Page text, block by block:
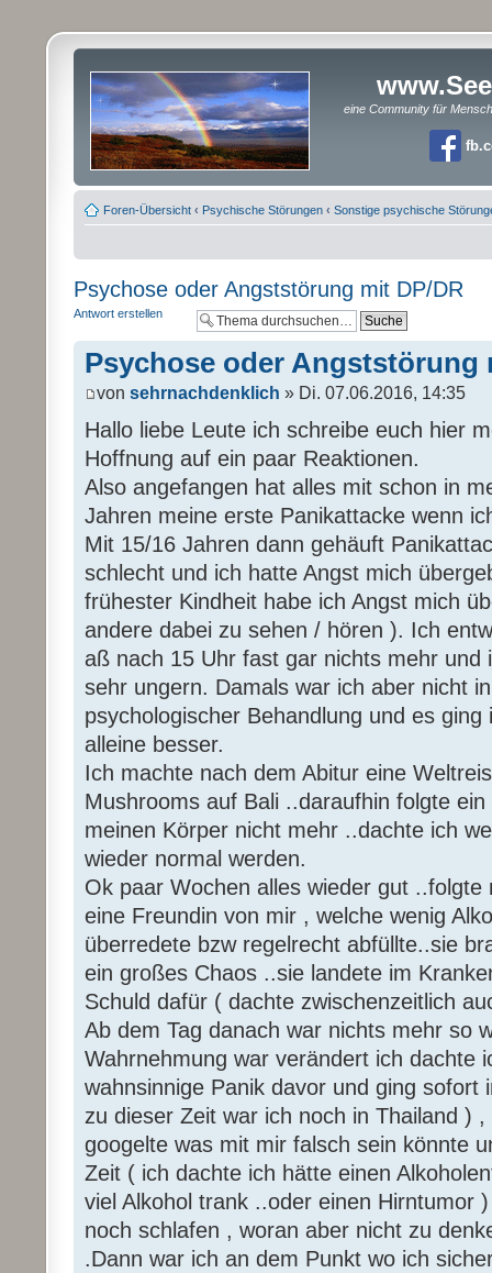
eine Community für
Foren-Übersicht ‹ Psychische Störungen ‹ Sonstige psychische
Psychose oder Angststörung mit DP/DR
Antwort erstellen
Psychose oder Angststörung
von sehrnachdenklich » Di. 07.06.2016, 14:35
Hallo liebe Leute ich schreibe euch hier
Hoffnung auf ein paar Reaktionen.
Also angefangen hat alles mit schon in
Jahren meine erste Panikattacke wenn
Mit 15/16 Jahren dann gehäuft
schlecht und ich hatte Angst mich
frühester Kindheit habe ich Angst mich
andere dabei zu sehen / hören ). Ich
aß nach 15 Uhr fast gar nichts mehr und
sehr ungern. Damals war ich aber nicht
psychologischer Behandlung und es
alleine besser.
Ich machte nach dem Abitur eine
Mushrooms auf Bali ..daraufhin folgte
meinen Körper nicht mehr ..dachte ich
wieder normal werden.
Ok paar Wochen alles wieder gut
eine Freundin von mir , welche wenig
überredete bzw regelrecht abfüllte..sie
ein großes Chaos ..sie landete im
Schuld dafür ( dachte zwischenzeitlich
Ab dem Tag danach war nichts mehr so
Wahrnehmung war verändert ich dachte
wahnsinnige Panik davor und ging sofort
zu dieser Zeit war ich noch in Thailand )
googelte was mit mir falsch sein könnte
Zeit ( ich dachte ich hätte einen
viel Alkohol trank ..oder einen Hirntumor
noch schlafen , woran aber nicht zu
.Dann war ich an dem Punkt wo ich